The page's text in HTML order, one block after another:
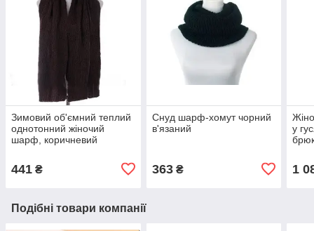
Зимовий об'ємний теплий
однотонний жіночий
шарф, коричневий
441 ₴
Снуд шарф-хомут чорний
в'язаний
363₴
у
1
Подібні товари компанії